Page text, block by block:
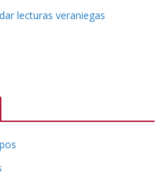
lecturas veraniegas